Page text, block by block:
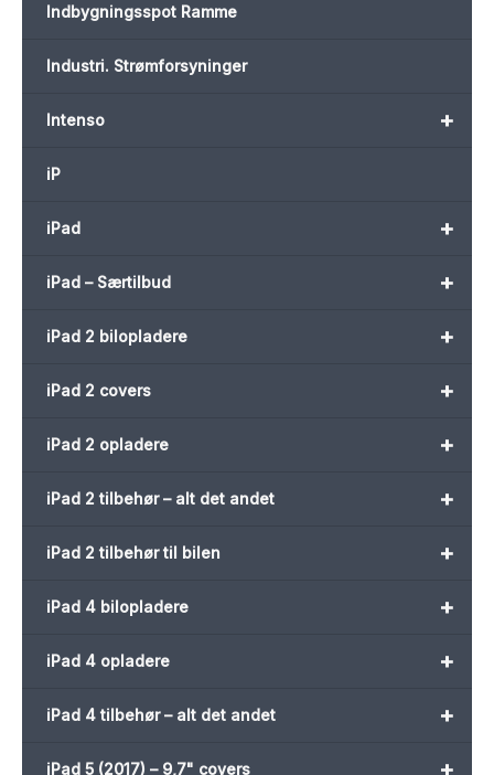
Indbygningsspot Ramme
Industri. Strømforsyninger
+
Intenso
iP
+
iPad
+
iPad – Særtilbud
+
iPad 2 bilopladere
+
iPad 2 covers
+
iPad 2 opladere
+
iPad 2 tilbehør – alt det andet
+
iPad 2 tilbehør til bilen
+
iPad 4 bilopladere
+
iPad 4 opladere
+
iPad 4 tilbehør – alt det andet
+
iPad 5 (2017) – 9,7" covers